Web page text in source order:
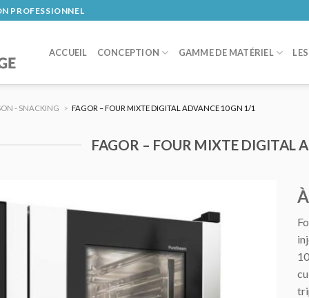
PROFESSIONNEL
ACCUEIL CONCEPTION GAMME DE MATÉRIEL
- SNACKING > FAGOR – FOUR MIXTE DIGITAL ADVANCE 10 GN 1/1
FAGOR – FOUR MIXTE DIGITAL
AJOUTER